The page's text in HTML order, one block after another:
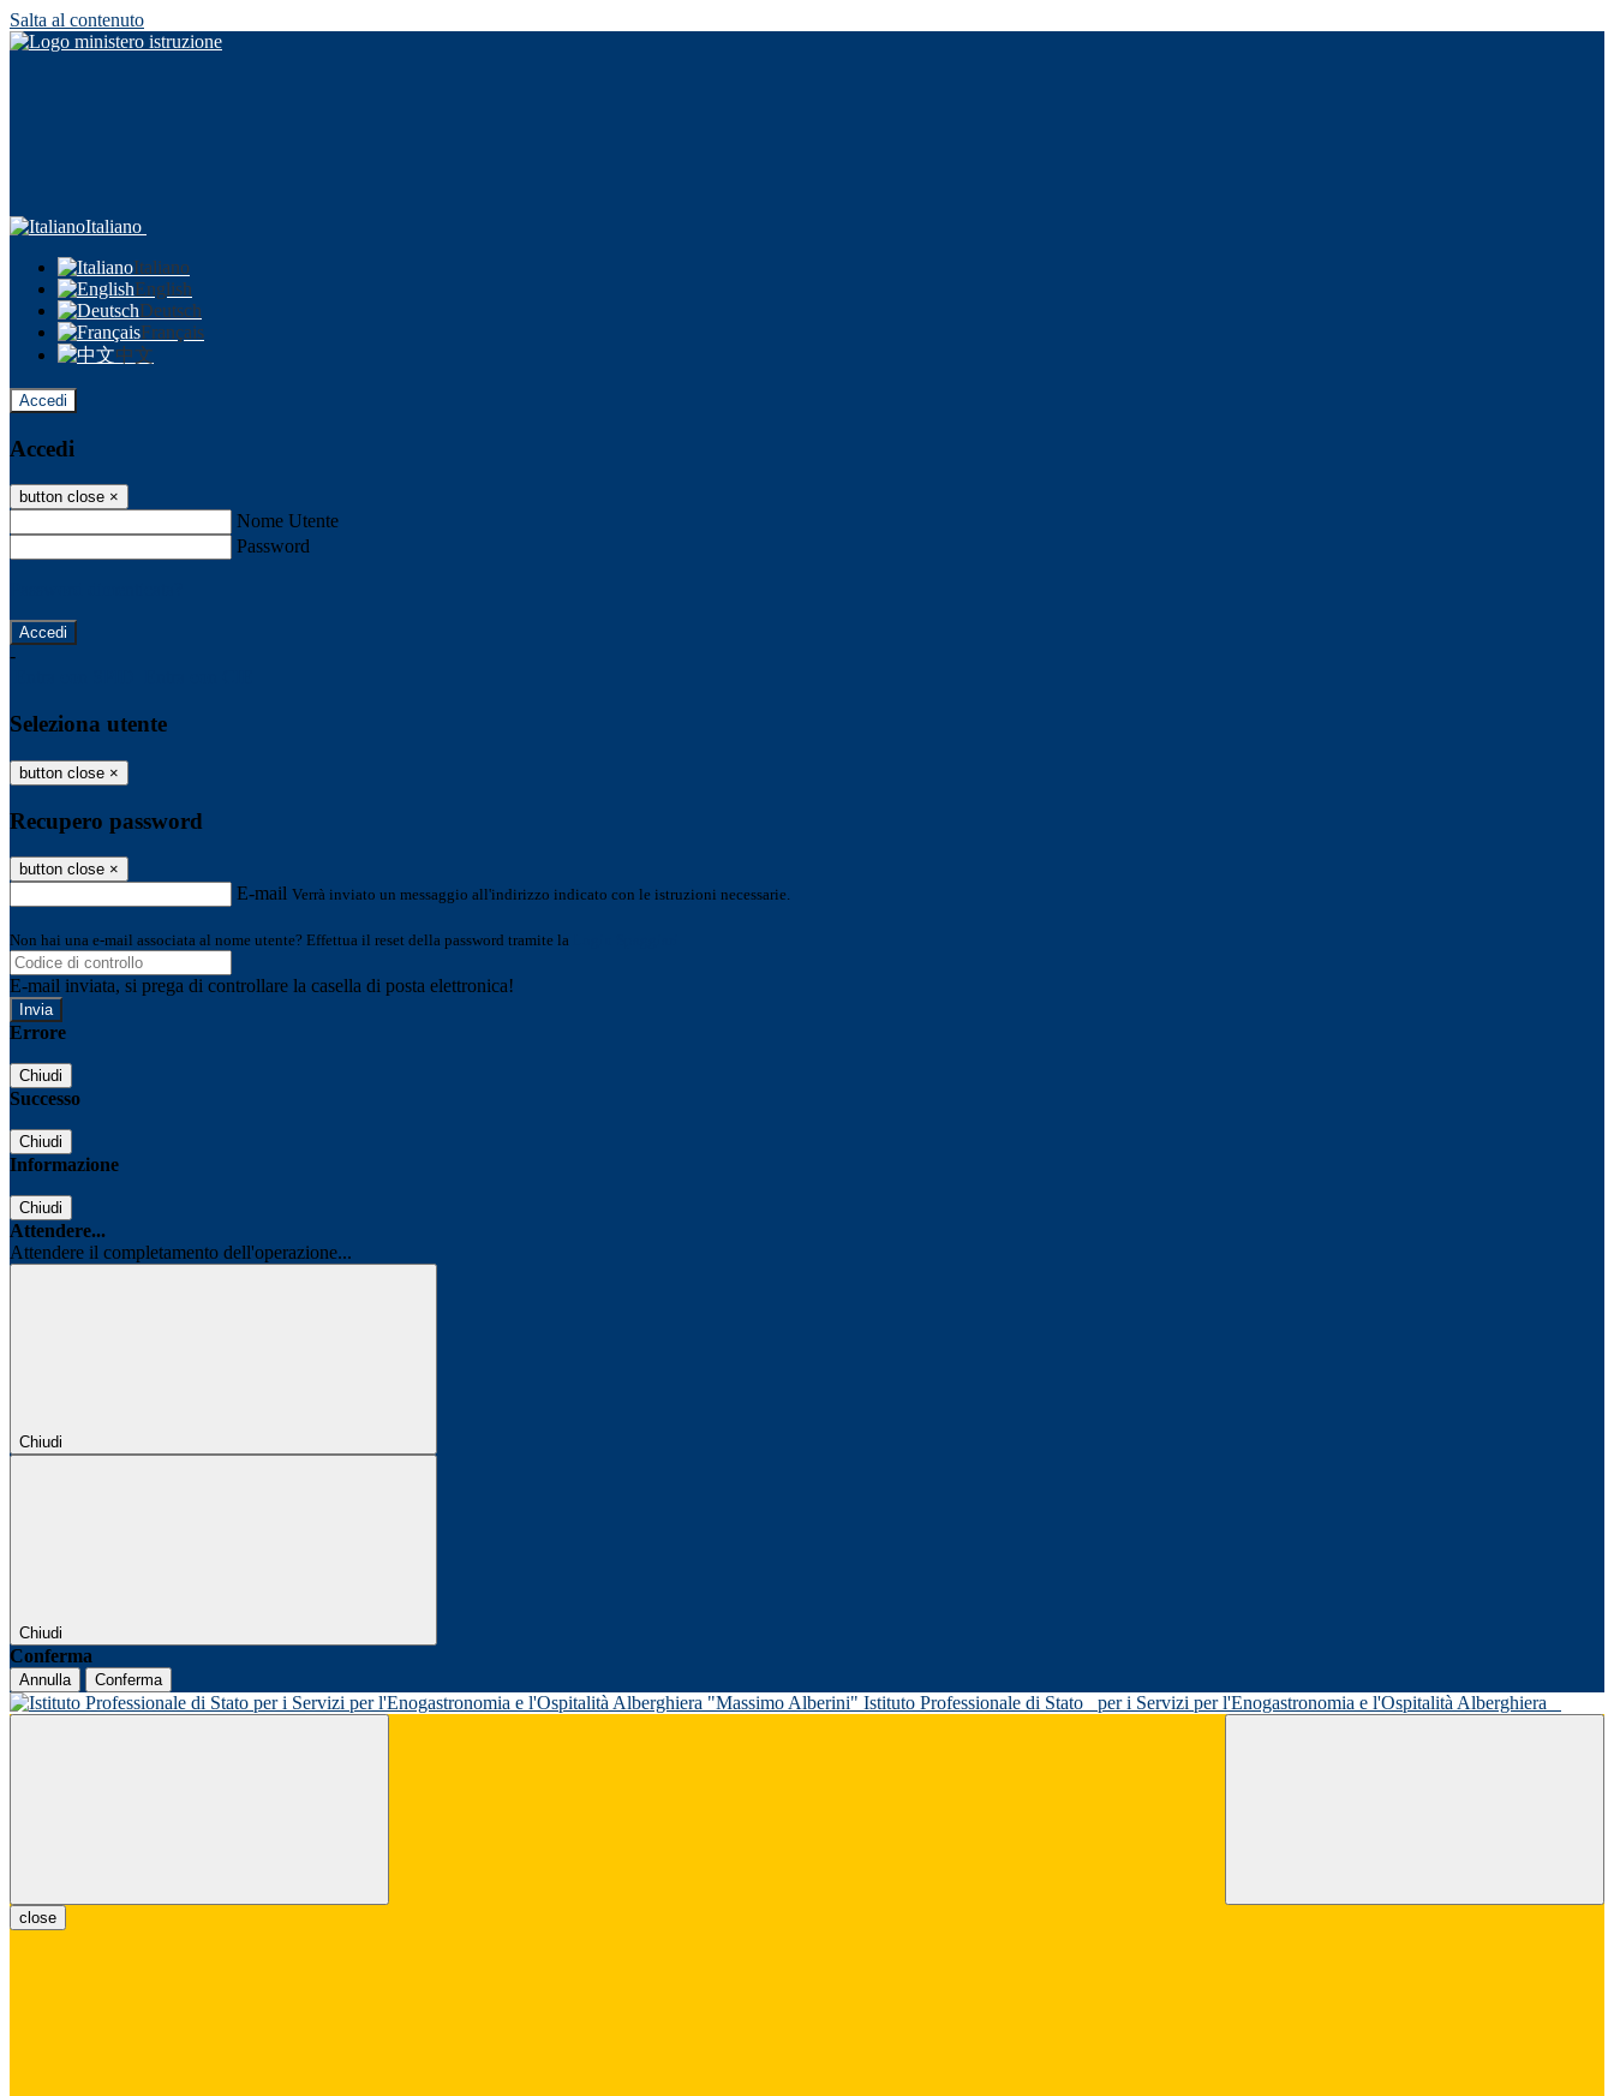
Salta al contenuto
Italiano
Italiano
English
Deutsch
Français
中文
Accedi
Accedi
button close ×
Nome Utente
Password
-
Seleziona utente
button close ×
Recupero password
button close ×
E-mail Verrà inviato un messaggio all'indirizzo indicato con le istruzioni necessarie.
Non hai una e-mail associata al nome utente? Effettua il reset della password tramite la
E-mail inviata, si prega di controllare la casella di posta elettronica!
Errore
Chiudi
Successo
Chiudi
Informazione
Chiudi
Attendere...
Attendere il completamento dell'operazione...
Chiudi
Chiudi
Conferma
Annulla Conferma
Istituto Professionale di Stato per i Servizi per l'Enogastronomia e l'Ospitalità Alberghiera
close